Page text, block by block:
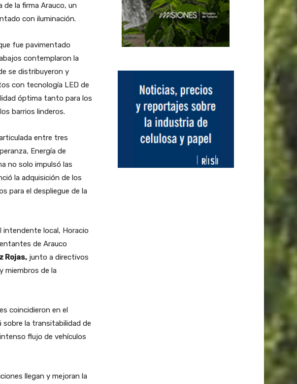
de la firma Arauco, un
con iluminación.
fue pavimentado
contemplaron la
se distribuyeron y
con tecnología LED de
óptima tanto para los
barrios linderos.
entre tres
Energía de
no solo impulsó las
la adquisición de los
para el despliegue de la
intendente local, Horacio
de Arauco
Rojas,junto a directivos
miembros de la
coincidieron en el
la transitabilidad de
flujo de vehículos
llegan y mejoran la